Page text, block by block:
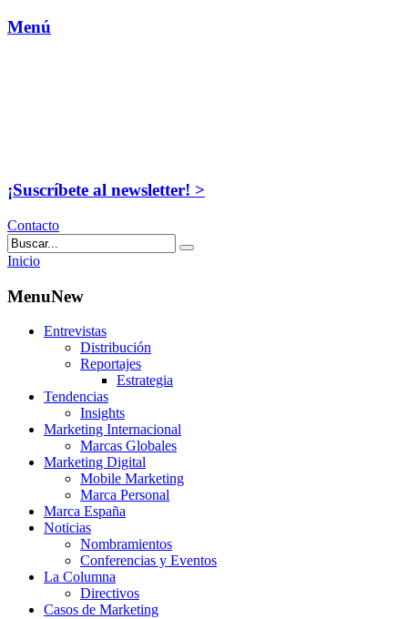
Menú
¡Suscríbete al newsletter! >
Contacto
Inicio
MenuNew
Entrevistas
Distribución
Reportajes
Estrategia
Tendencias
Insights
Marketing Internacional
Marcas Globales
Marketing Digital
Mobile Marketing
Marca Personal
Marca España
Noticias
Nombramientos
Conferencias y Eventos
La Columna
Directivos
Casos de Marketing